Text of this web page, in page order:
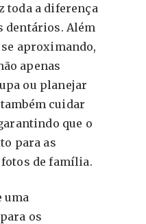
toda a diferença
dentários. Além
aproximando,
apenas
ou planejar
cuidar
que o
para as
de família.
uma
os